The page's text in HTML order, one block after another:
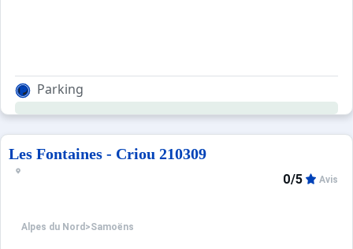
Parking
Les Fontaines - Criou 210309
Alpes du Nord >Samoëns
0/5 Avis